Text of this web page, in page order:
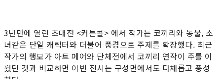
3년만에 열린 초대전 <커튼콜> 에서 작가는 코끼리와 동물, 소
녀같은 단일 캐릭터와 더불어 풍경으로 주제를 확장했다. 최근
작가의 행보가 아트 페어와 단체전에서 코끼리 연작이 주를 이
뤘던 것과 비교하면 이번 전시는 구성면에서도 다채롭고 풍성